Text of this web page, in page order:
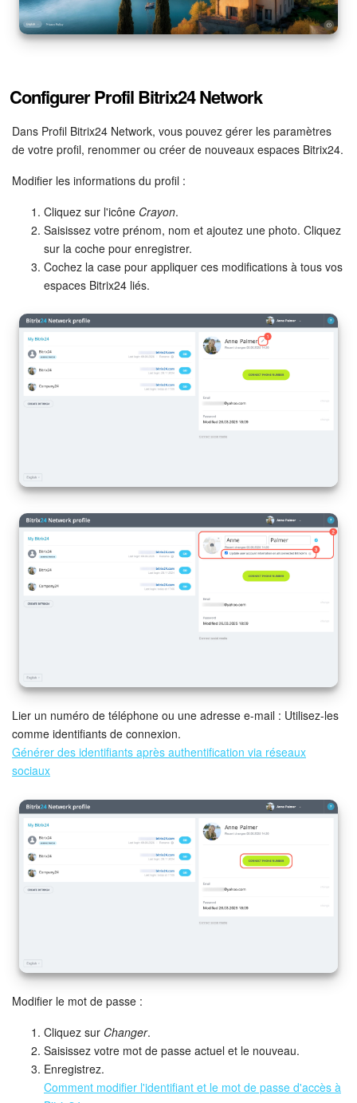
Configurer Profil Bitrix24 Network
Dans Profil Bitrix24 Network, vous pouvez gérer les paramètres
de votre profil, renommer ou créer de nouveaux espaces Bitrix24.
Modifier les informations du profil :
Cliquez sur l'icône Crayon.
Saisissez votre prénom, nom et ajoutez une photo. Cliquez
sur la coche pour enregistrer.
Cochez la case pour appliquer ces modifications à tous vos
espaces Bitrix24 liés.
Lier un numéro de téléphone ou une adresse e-mail : Utilisez-les
comme identifiants de connexion.
Générer des identifiants après authentification via réseaux
sociaux
Modifier le mot de passe :
Cliquez sur Changer.
Saisissez votre mot de passe actuel et le nouveau.
Enregistrez.
Comment modifier l'identifiant et le mot de passe d'accès à